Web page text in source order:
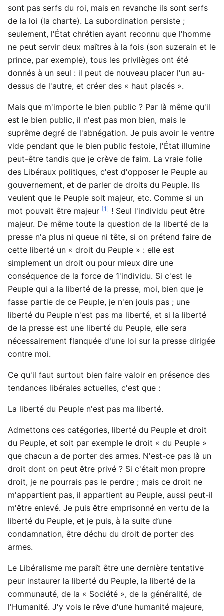
sont pas serfs du roi, mais en revanche ils sont serfs
de la loi (la charte). La subordination persiste ;
seulement, l'État chrétien ayant reconnu que l'homme
ne peut servir deux maîtres à la fois (son suzerain et le
prince, par exemple), tous les privilèges ont été
donnés à un seul : il peut de nouveau placer l'un au-
dessus de l'autre, et créer des « haut placés ».
Mais que m'importe le bien public ? Par là même qu'il
est le bien public, il n'est pas mon bien, mais le
suprême degré de l'abnégation. Je puis avoir le ventre
vide pendant que le bien public festoie, l'État illumine
peut-être tandis que je crève de faim. La vraie folie
des Libéraux politiques, c'est d'opposer le Peuple au
gouvernement, et de parler de droits du Peuple. Ils
veulent que le Peuple soit majeur, etc. Comme si un
mot pouvait être majeur [1] ! Seul l'individu peut être
majeur. De même toute la question de la liberté de la
presse n'a plus ni queue ni tête, si on prétend faire de
cette liberté un « droit du Peuple » : elle est
simplement un droit ou pour mieux dire une
conséquence de la force de 1'individu. Si c'est le
Peuple qui a la liberté de la presse, moi, bien que je
fasse partie de ce Peuple, je n'en jouis pas ; une
liberté du Peuple n'est pas ma liberté, et si la liberté
de la presse est une liberté du Peuple, elle sera
nécessairement flanquée d'une loi sur la presse dirigée
contre moi.
Ce qu'il faut surtout bien faire valoir en présence des
tendances libérales actuelles, c'est que :
La liberté du Peuple n'est pas ma liberté.
Admettons ces catégories, liberté du Peuple et droit
du Peuple, et soit par exemple le droit « du Peuple »
que chacun a de porter des armes. N'est-ce pas là un
droit dont on peut être privé ? Si c'était mon propre
droit, je ne pourrais pas le perdre ; mais ce droit ne
m'appartient pas, il appartient au Peuple, aussi peut-il
m'être enlevé. Je puis être emprisonné en vertu de la
liberté du Peuple, et je puis, à la suite d’une
condamnation, être déchu du droit de porter des
armes.
Le Libéralisme me paraît être une dernière tentative
peur instaurer la liberté du Peuple, la liberté de la
communauté, de la « Société », de la généralité, de
l'Humanité. J'y vois le rêve d'une humanité majeure,